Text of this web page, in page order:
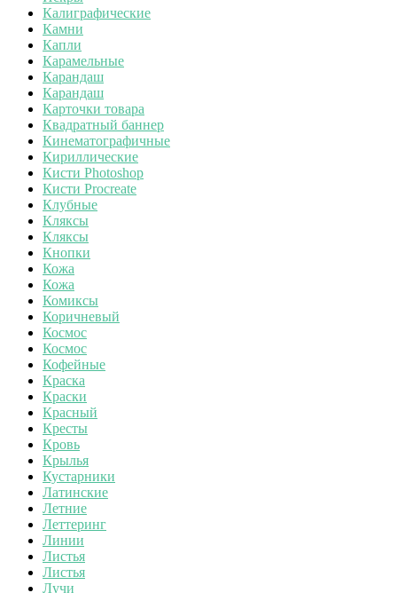
Калиграфические
Камни
Капли
Карамельные
Карандаш
Карандаш
Карточки товара
Квадратный баннер
Кинематографичные
Кириллические
Кисти Photoshop
Кисти Procreate
Клубные
Кляксы
Кляксы
Кнопки
Кожа
Кожа
Комиксы
Коричневый
Космос
Космос
Кофейные
Краска
Краски
Красный
Кресты
Кровь
Крылья
Кустарники
Латинские
Летние
Леттеринг
Линии
Листья
Листья
Лучи